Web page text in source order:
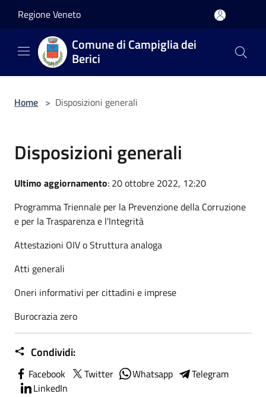
Regione Veneto
Comune di Campiglia dei
Berici
Home > Disposizioni generali
Disposizioni generali
Ultimo aggiornamento: 20 ottobre 2022, 12:20
Programma Triennale per la Prevenzione della Corruzione
e per la Trasparenza e l'Integrità
Attestazioni OIV o Struttura analoga
Atti generali
Oneri informativi per cittadini e imprese
Burocrazia zero
Condividi:
Facebook Twitter Whatsapp
Telegram
LinkedIn